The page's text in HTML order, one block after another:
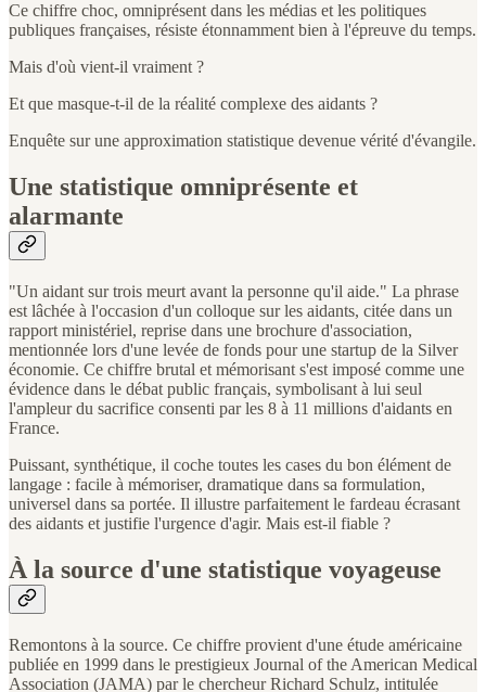
Ce chiffre choc, omniprésent dans les médias et les politiques
publiques françaises, résiste étonnamment bien à l'épreuve du temps.
Mais d'où vient-il vraiment ?
Et que masque-t-il de la réalité complexe des aidants ?
Enquête sur une approximation statistique devenue vérité d'évangile.
Une statistique omniprésente et
alarmante
"Un aidant sur trois meurt avant la personne qu'il aide." La phrase
est lâchée à l'occasion d'un colloque sur les aidants, citée dans un
rapport ministériel, reprise dans une brochure d'association,
mentionnée lors d'une levée de fonds pour une startup de la Silver
économie. Ce chiffre brutal et mémorisant s'est imposé comme une
évidence dans le débat public français, symbolisant à lui seul
l'ampleur du sacrifice consenti par les 8 à 11 millions d'aidants en
France.
Puissant, synthétique, il coche toutes les cases du bon élément de
langage : facile à mémoriser, dramatique dans sa formulation,
universel dans sa portée. Il illustre parfaitement le fardeau écrasant
des aidants et justifie l'urgence d'agir. Mais est-il fiable ?
À la source d'une statistique voyageuse
Remontons à la source. Ce chiffre provient d'une étude américaine
publiée en 1999 dans le prestigieux Journal of the American Medical
Association (JAMA) par le chercheur Richard Schulz, intitulée